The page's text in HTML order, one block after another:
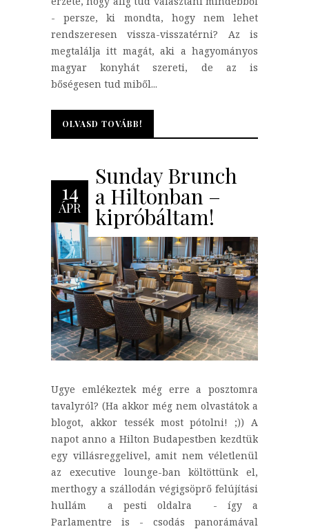
- persze, ki mondta, hogy nem lehet
rendszeresen vissza-visszatérni? Az is
megtalálja itt magát, aki a hagyományos
magyar konyhát szereti, de az is
bőségesen tud miből...
OLVASD TOVÁBB!
OLVASD TOVÁBB!
14
ÁPR
Sunday Brunch
a Hiltonban –
kipróbáltam!
Ugye emlékeztek még erre a posztomra
tavalyról? (Ha akkor még nem olvastátok a
blogot, akkor tessék most pótolni! ;)) A
napot anno a Hilton Budapestben kezdtük
egy villásreggelivel, amit nem véletlenül
az executive lounge-ban költöttünk el,
merthogy a szállodán végigsöprő felújítási
hullám a pesti oldalra - így a
Parlamentre is - csodás panorámával